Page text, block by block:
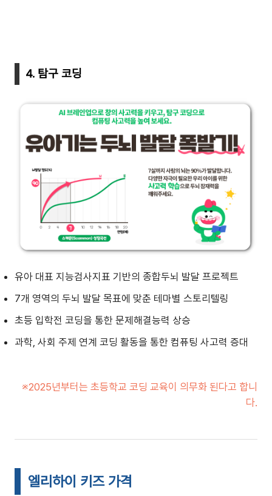
4. 탐구 코딩
유아 대표 지능검사지표 기반의 종합두뇌 발달 프로젝트
7개 영역의 두뇌 발달 목표에 맞춘 테마별 스토리텔링
초등 입학전 코딩을 통한 문제해결능력 상승
과학, 사회 주제 연계 코딩 활동을 통한 컴퓨팅 사고력 증대
※2025년부터는 초등학교 코딩 교육이 의무화 된다고 합니
다.
엘리하이 키즈 가격